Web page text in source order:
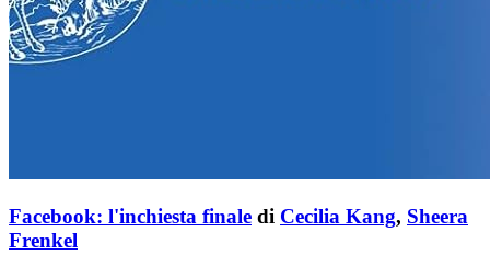
Facebook: l'inchiesta finale di Cecilia Kang, Sheera
Frenkel